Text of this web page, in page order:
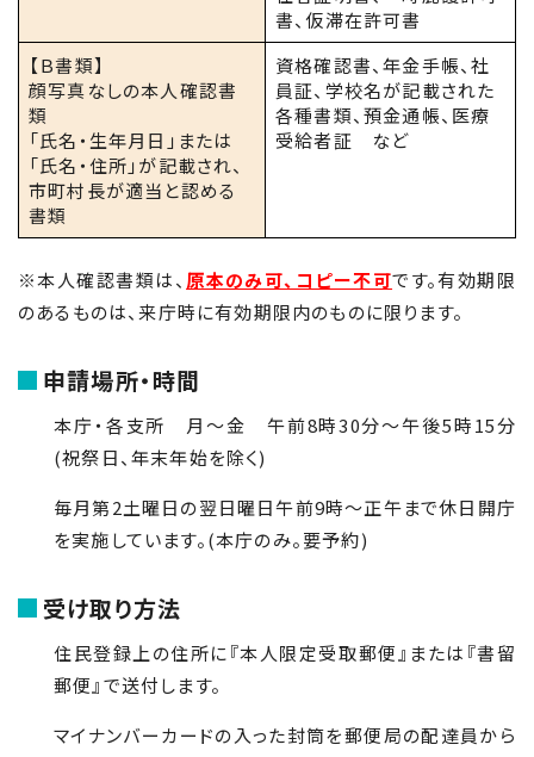
書、仮滞在許可書
【Ｂ書類】
顔写真なしの本人確認書
類
「氏名・生年月日」または
「氏名・住所」が記載され、
市町村長が適当と認める
書類
資格確認書、年金手帳、社
員証、学校名が記載された
各種書類、預金通帳、医療
受給者証 など
※本人確認書類は、 原本のみ可、コピー不可です。有効期限
のあるものは、来庁時に有効期限内のものに限ります。
申請場所・時間
本庁・各支所 月～金 午前8時30分～午後5時15分
(祝祭日、年末年始を除く)
毎月第2土曜日の翌日曜日午前9時～正午まで休日開庁
を実施しています。(本庁のみ。要予約)
受け取り方法
住民登録上の住所に『本人限定受取郵便』または『書留
郵便』で送付します。
マイナンバーカードの入った封筒を郵便局の配達員から